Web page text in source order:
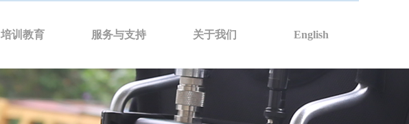
培训教育 服务与支持 关于我们 English